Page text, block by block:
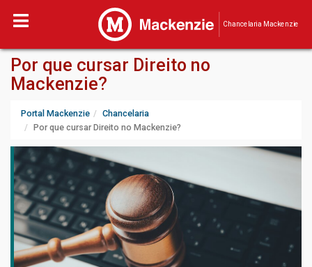
Chancelaria Mackenzie
Por que cursar Direito no
Mackenzie?
Portal Mackenzie
Chancelaria
Por que cursar Direito no Mackenzie?